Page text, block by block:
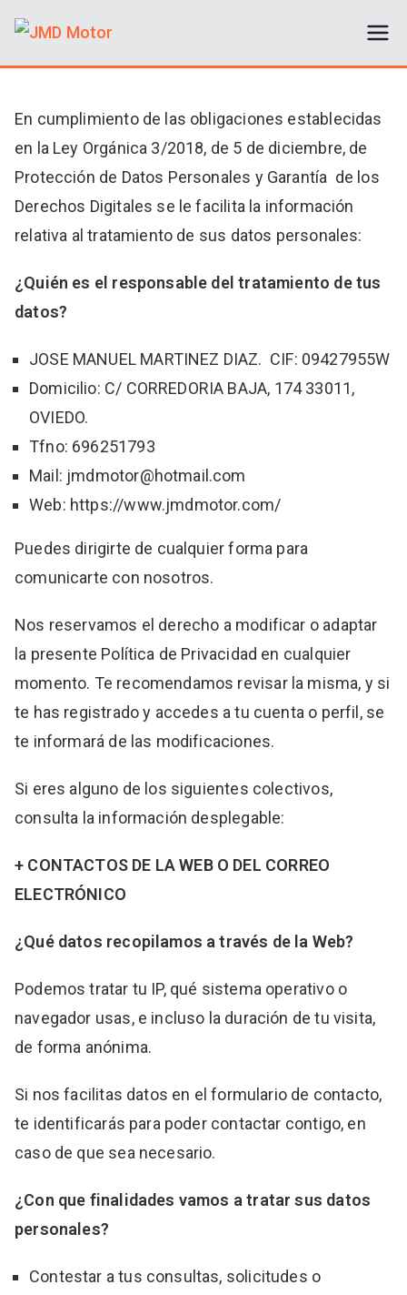
Compra y venta de vehículos de
segunda mano
En cumplimiento de las obligaciones establecidas
en la Ley Orgánica 3/2018, de 5 de diciembre, de
Protección de Datos Personales y Garantía de los
Derechos Digitales se le facilita la información
relativa al tratamiento de sus datos personales:
¿Quién es el responsable del tratamiento de tus
datos?
JOSE MANUEL MARTINEZ DIAZ. CIF: 09427955W
Domicilio: C/ CORREDORIA BAJA, 174 33011,
OVIEDO.
Tfno: 696251793
Mail: jmdmotor@hotmail.com
Web: https://www.jmdmotor.com/
Puedes dirigirte de cualquier forma para
comunicarte con nosotros.
Nos reservamos el derecho a modificar o adaptar
la presente Política de Privacidad en cualquier
momento. Te recomendamos revisar la misma, y si
te has registrado y accedes a tu cuenta o perfil, se
te informará de las modificaciones.
Si eres alguno de los siguientes colectivos,
consulta la información desplegable:
+ CONTACTOS DE LA WEB O DEL CORREO
ELECTRÓNICO
¿Qué datos recopilamos a través de la Web?
Podemos tratar tu IP, qué sistema operativo o
navegador usas, e incluso la duración de tu visita,
de forma anónima.
Si nos facilitas datos en el formulario de contacto,
te identificarás para poder contactar contigo, en
caso de que sea necesario.
¿Con que finalidades vamos a tratar sus datos
personales?
Contestar a tus consultas, solicitudes o